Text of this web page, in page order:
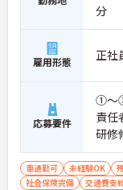
・定年70歳、再雇
なく長期的なキャ
・全施設がバリア
おり、清潔感にあ
に加え、ソフト面
備」により現場の
ご利用者様の安全
っても身体的負担
保って業務に集中
分
雇用形態 正社
応募要件
①～
責任
研修
(ま
通自
車通勤可 未経験OK
社会保険完備
交通費支